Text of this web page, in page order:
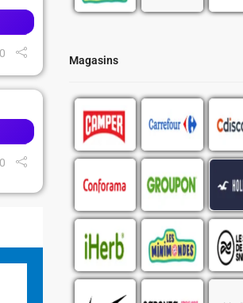
Magasins